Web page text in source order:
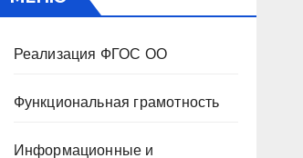
Реализация ФГОС ОО
Функциональная грамотность
Информационные и